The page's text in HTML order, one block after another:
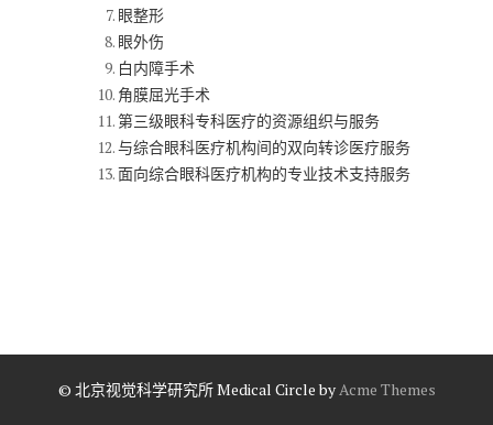
眼整形
眼外伤
白内障手术
角膜屈光手术
第三级眼科专科医疗的资源组织与服务
与综合眼科医疗机构间的双向转诊医疗服务
面向综合眼科医疗机构的专业技术支持服务
© 北京视觉科学研究所Medical Circle byAcme Themes